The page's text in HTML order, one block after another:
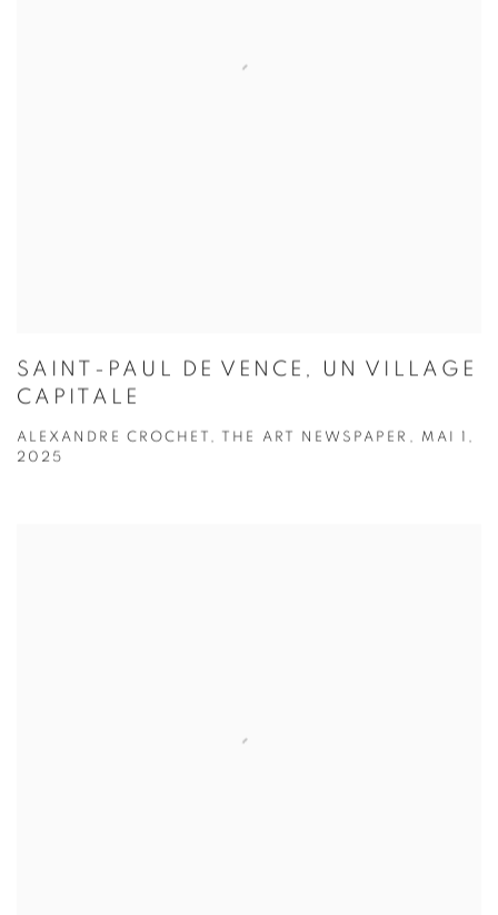
SAINT-PAUL DE VENCE, UN VILLAGE
CAPITALE
ALEXANDRE CROCHET, THE ART NEWSPAPER, MAI 1,
2025